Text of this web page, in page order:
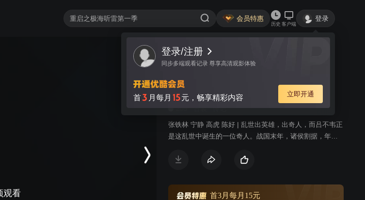
会员特惠
历史 客户端
登录
登录/注册
同步多端观看记录 尊享高清观影体验
首3 月每月 15元，畅享精彩内容 立即开通
观看
视频 讨论
吕不韦传奇
传记
张铁林 宁静 高虎 陈好 | 乱世出英雄，出奇人，而吕不韦正
是这乱世中诞生的一位奇人。战国末年，诸侯割据，年轻
这里正在举行一场惊世骇俗的拍卖会，由于当时商人的身
下了号称周天子镇国之宝的夜明珠，可这其实是吕不韦精
首3月每月15元